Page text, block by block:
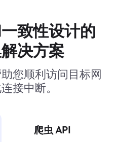
致性设计的
决方案
您顺利访问目标网
接中断。
爬虫 API